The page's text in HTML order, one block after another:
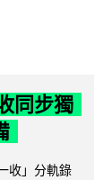
同步獨
收」分軌錄